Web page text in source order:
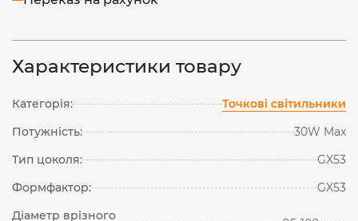
Характеристики товару
Категорія:
Точкові світильники
Потужність:
30W Max
Тип цоколя:
GX53
Формфактор:
GX53
Діаметр врізного